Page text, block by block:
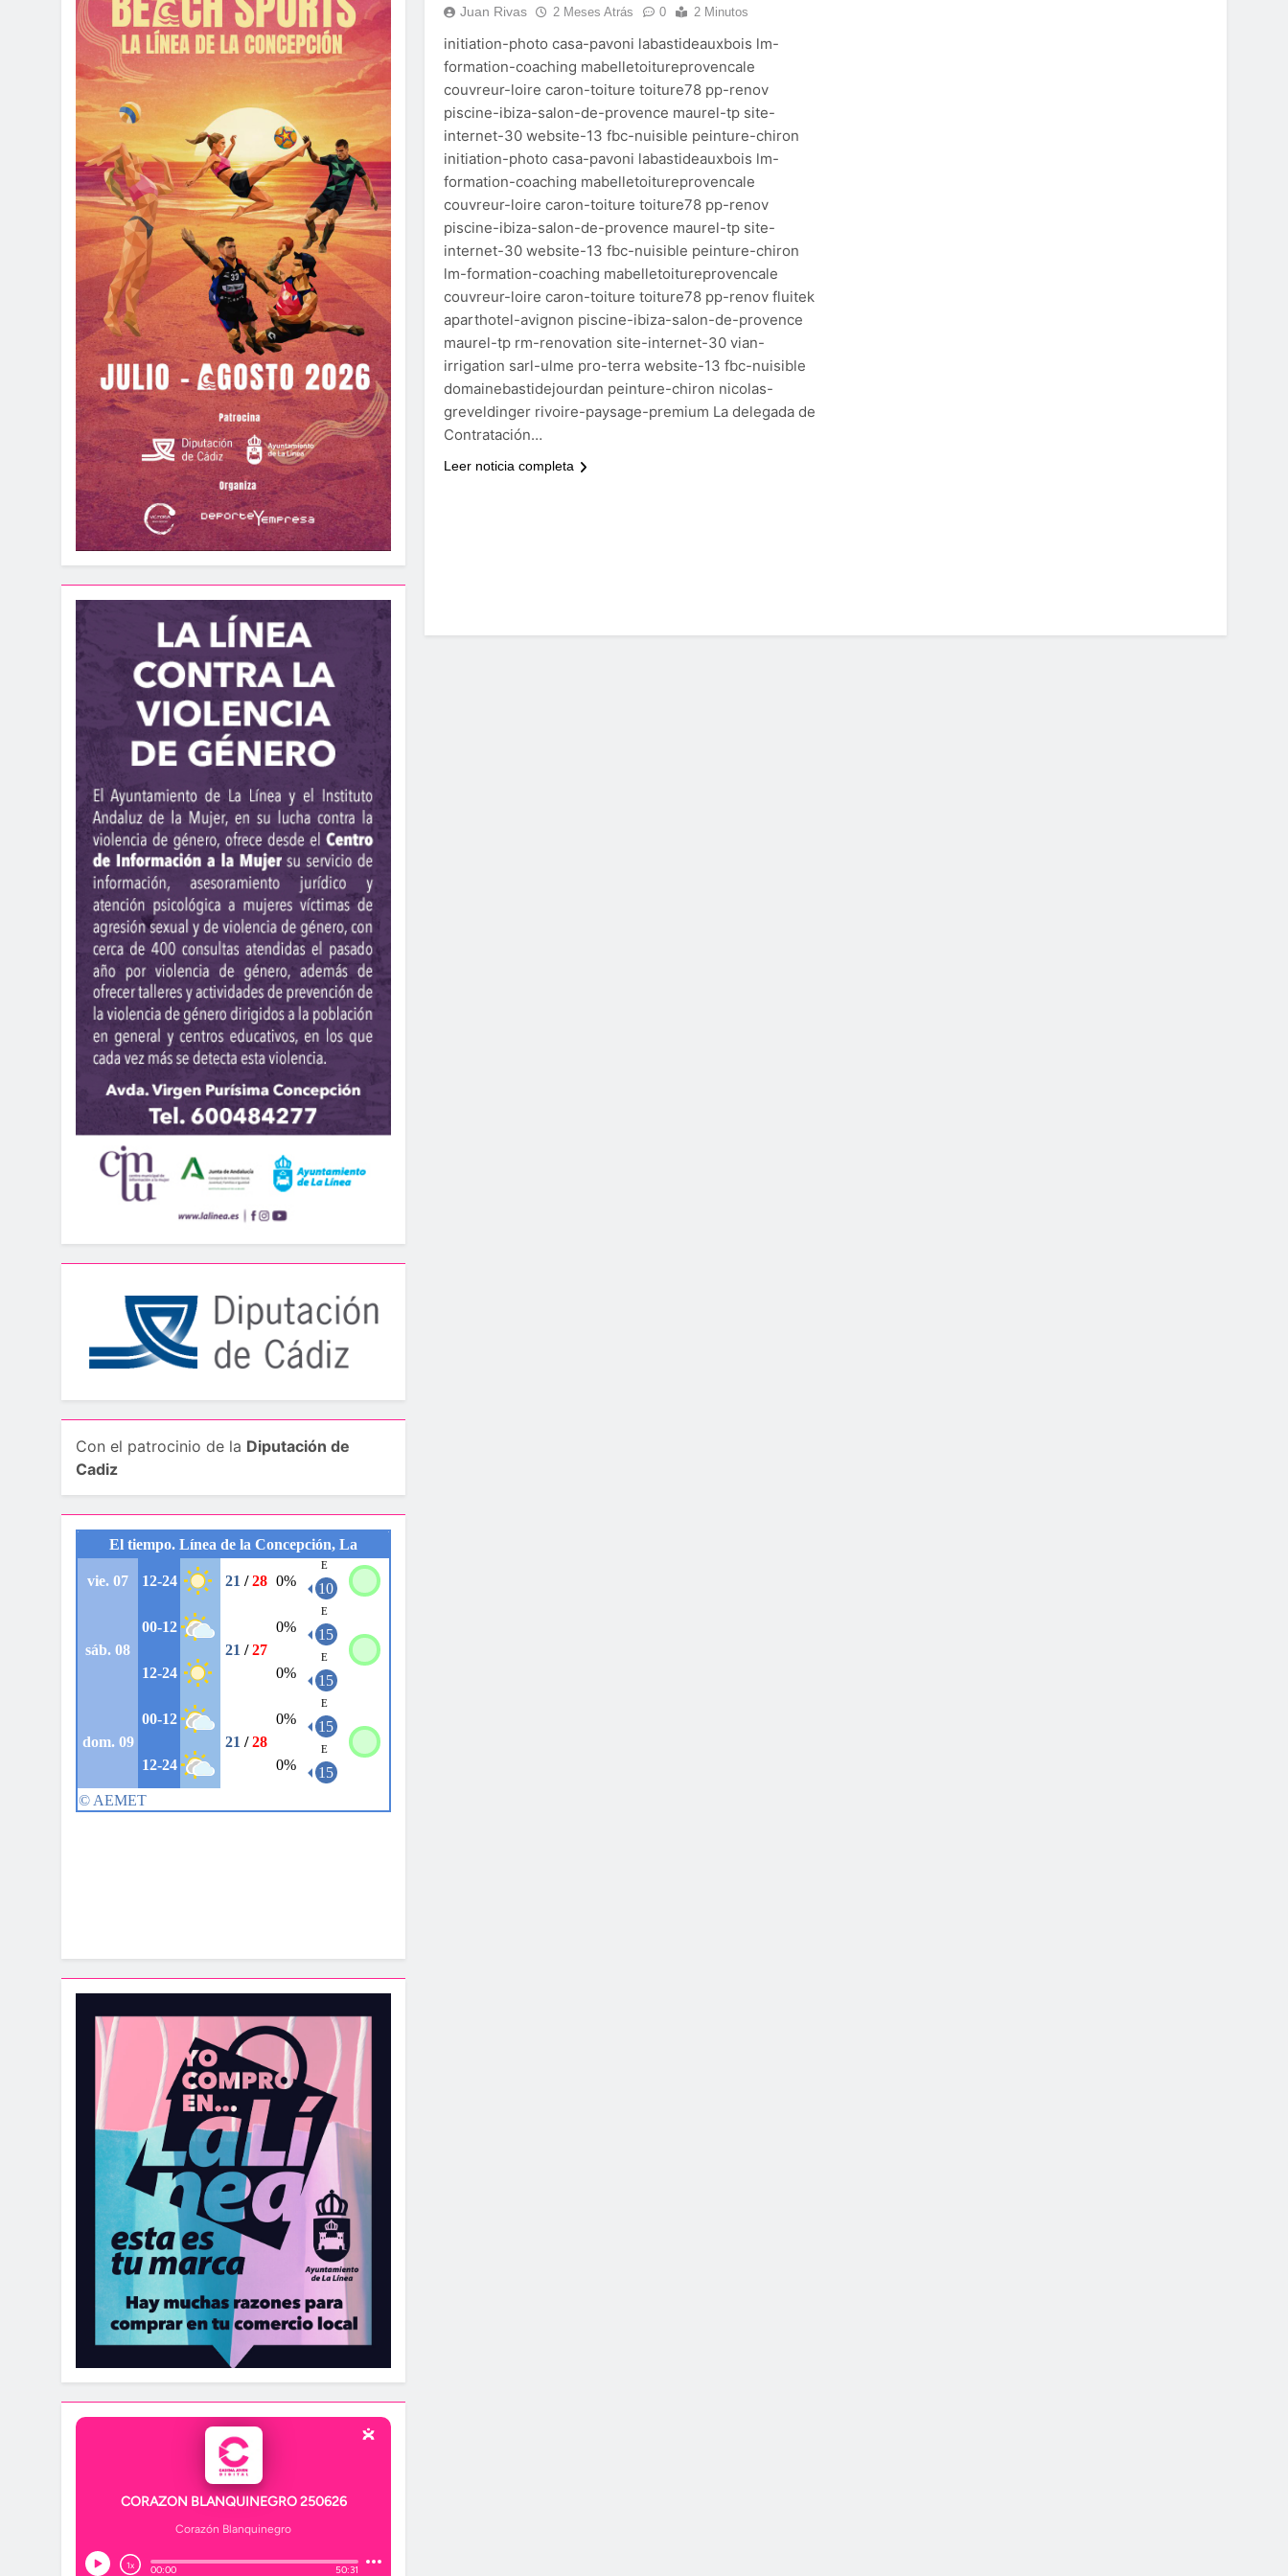
Con el patrocinio de la Diputación de
Cadiz
Juan Rivas 2 Meses Atrás 0 2 Minutos
initiation-photo casa-pavoni labastideauxbois lm-
formation-coaching mabelletoitureprovencale
couvreur-loire caron-toiture toiture78 pp-renov
piscine-ibiza-salon-de-provence maurel-tp site-
internet-30 website-13 fbc-nuisible peinture-chiron
initiation-photo casa-pavoni labastideauxbois lm-
formation-coaching mabelletoitureprovencale
couvreur-loire caron-toiture toiture78 pp-renov
piscine-ibiza-salon-de-provence maurel-tp site-
internet-30 website-13 fbc-nuisible peinture-chiron
lm-formation-coaching mabelletoitureprovencale
couvreur-loire caron-toiture toiture78 pp-renov fluitek
aparthotel-avignon piscine-ibiza-salon-de-provence
maurel-tp rm-renovation site-internet-30 vian-
irrigation sarl-ulme pro-terra website-13 fbc-nuisible
domainebastidejourdan peinture-chiron nicolas-
greveldinger rivoire-paysage-premium La delegada de
Contratación…
Leer noticia completa